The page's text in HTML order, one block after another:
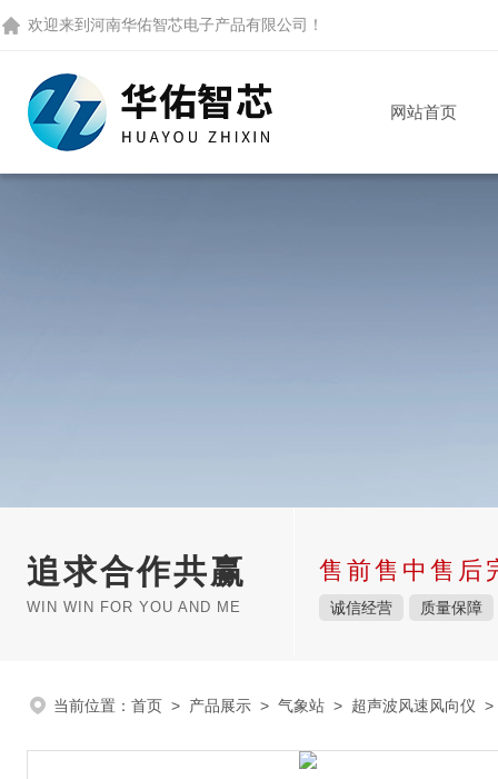
欢迎来到 河南华佑智芯电子产品有限公司 ！
网站首页
追求合作共赢
WIN WIN FOR YOU AND ME
售前售中售后
诚信经营 质量保障
当前位置： 首页 > 产品展示 > 气象站 > 超声波风速风向仪 >